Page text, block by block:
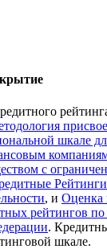
шкале
с
, и Оценка
рейтингов
.
шкале.